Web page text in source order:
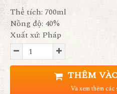
Thể tích: 700ml
Nồng độ: 40%
Xuất xứ: Pháp
THÊM
Và xem thêm các